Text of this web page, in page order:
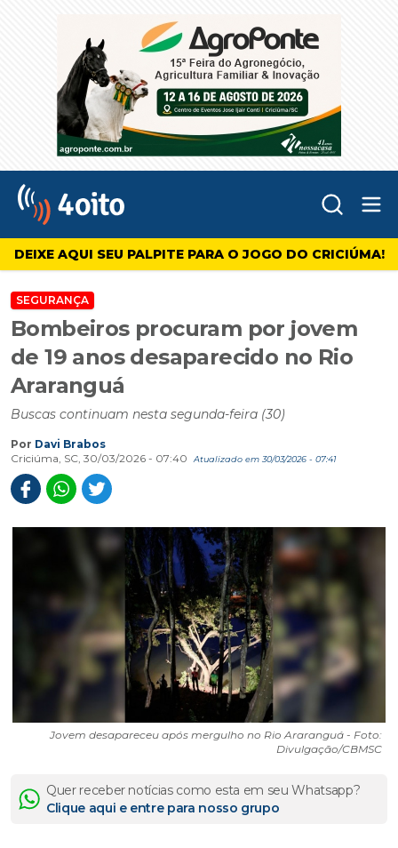
4oito
DEIXE AQUI SEU PALPITE PARA O JOGO DO CRICIÚMA!
SEGURANÇA
Bombeiros procuram por jovem
de 19 anos desaparecido no Rio
Araranguá
Buscas continuam nesta segunda-feira (30)
Por Davi Brabos
Criciúma, SC, 30/03/2026 - 07:40
Atualizado em 30/03/2026 - 07:41
Jovem desapareceu após mergulho no Rio Araranguá - Foto:
Divulgação/CBMSC
Quer receber notícias como esta em seu Whatsapp?
Clique aqui e entre para nosso grupo